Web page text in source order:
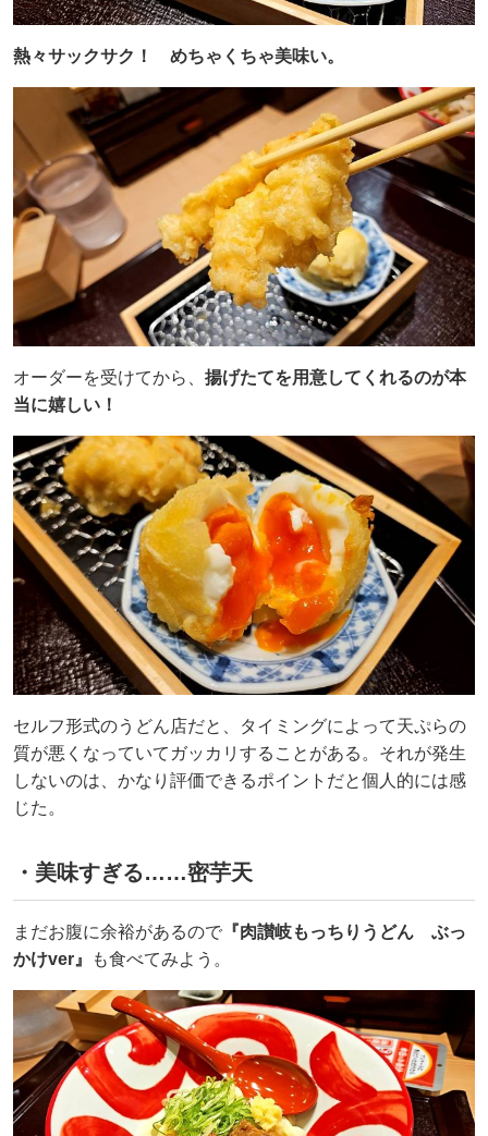
熱々サックサク！ めちゃくちゃ美味い。
オーダーを受けてから、 揚げたてを用意してくれるのが本
当に嬉しい！
セルフ形式のうどん店だと、タイミングによって天ぷらの
質が悪くなっていてガッカリすることがある。それが発生
しないのは、かなり評価できるポイントだと個人的には感
じた。
・美味すぎる……密芋天
まだお腹に余裕があるので 『肉讃岐もっちりうどん ぶっ
かけver』
も食べてみよう。